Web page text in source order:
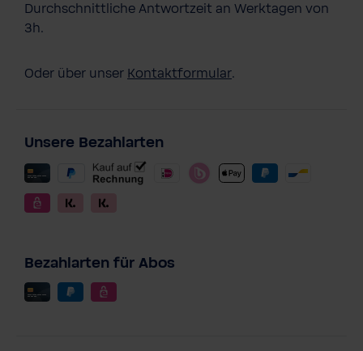
Durchschnittliche Antwortzeit an Werktagen von
3h.
Oder über unser Kontaktformular.
Unsere Bezahlarten
Bezahlarten für Abos